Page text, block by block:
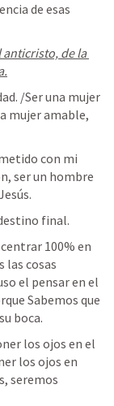
de esas
anticristo, de la
/Ser una mujer
mujer amable,
con mi
ser un hombre
final.
100% en
las cosas
el pensar en el
Sabemos que
boca.
los ojos en el
los ojos en
seremos